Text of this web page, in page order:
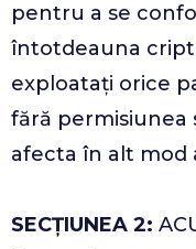
pentru a se
întotdeauna
exploatați orice
fără permisiunea
afecta în alt mod
SECȚIUNEA 2: